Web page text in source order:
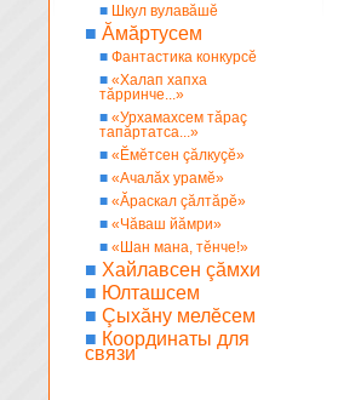
■ Шкул вулавăшĕ
■ Ăмăртусем
■ Фантастика конкурсĕ
■ «Халап хапха
тăрринче...»
■ «Урхамахсем тăраç
тапăртатса...»
■ «Ĕмĕтсен çăлкуçĕ»
■ «Ачалăх урамĕ»
■ «Ăраскал çăлтăрĕ»
■ «Чăваш йăмри»
■ «Шан мана, тĕнче!»
■ Хайлавсен çăмхи
■ Юлташсем
■ Çыхăну мелĕсем
■ Координаты для
связи